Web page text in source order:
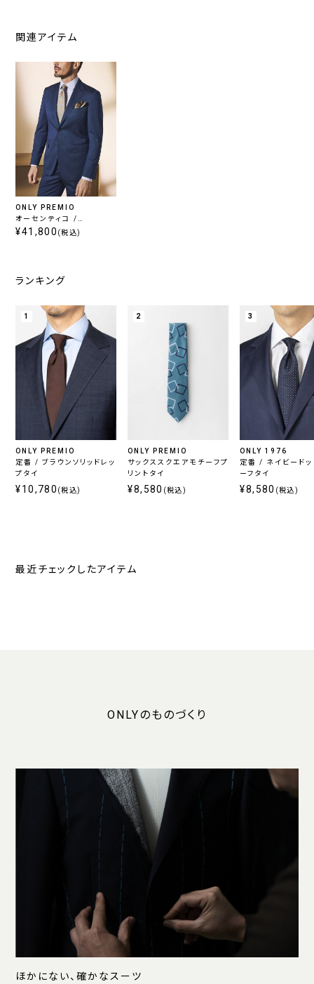
関連アイテム
ONLY PREMIO
オーセンティコ /
SUPER100's ブルー無地
¥41,800 (税込)
ランキング
1
ONLY PREMIO
定番 / ブラウンソリッドレッ
プタイ
¥10,780 (税込)
2
ONLY PREMIO
サックススクエアモチーフプ
リントタイ
¥8,580 (税込)
3
ONLY 1976
定番 / ネイビードッ
ーフタイ
¥8,580 (税込)
最近チェックしたアイテム
ONLYのものづくり
ほかにない、確かなスーツ